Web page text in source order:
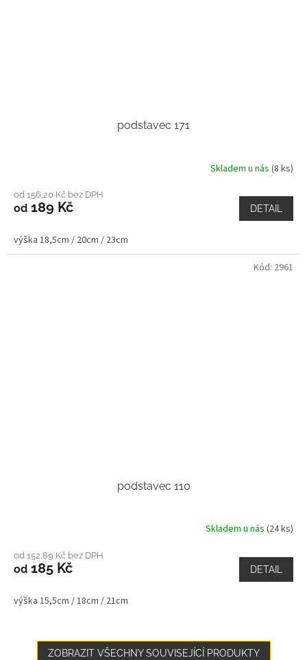
podstavec 171
Skladem u nás (8 ks)
od 156,20 Kč bez DPH
od 189 Kč DETAIL
výška 18,5cm / 20cm / 23cm
podstavec 110
Skladem u nás (24 ks)
od 152,89 Kč bez DPH
od 185 Kč DETAIL
výška 15,5cm / 18cm / 21cm
Kód: 2961
ZOBRAZIT VŠECHNY SOUVISEJÍCÍ PRODUKTY